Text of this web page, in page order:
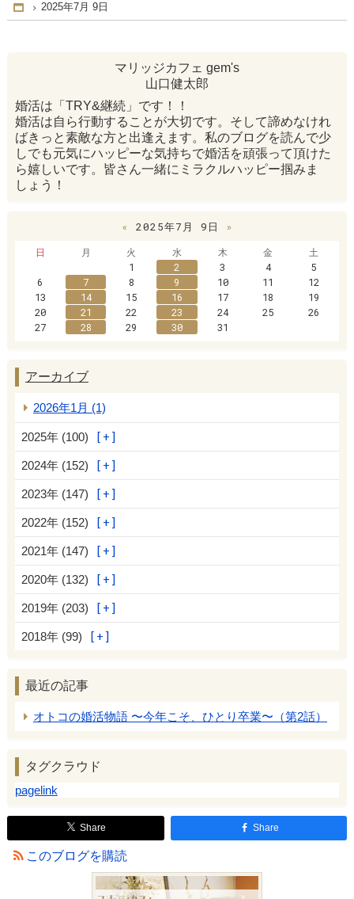
Home
2025年7月 9日
マリッジカフェ gem's
山口健太郎
婚活は「TRY&継続」です！！
婚活は自ら行動することが大切です。そして諦めなけれ
ばきっと素敵な方と出逢えます。私のブログを読んで少
しでも元気にハッピーな気持ちで婚活を頑張って頂けた
ら嬉しいです。皆さん一緒にミラクルハッピー掴みま
しょう！
« 2025年7月 9日
»
日
月 火 水 木 金
土
1
2 3 4
5
6
7 8 9 10 11
12
13
14 15 16 17 18
19
20
21 22 23 24 25
26
27
28 29 30 31
アーカイブ
2026年1月 (1)
2025年 (100)
2024年 (152)
2023年 (147)
2022年 (152)
2021年 (147)
2020年 (132)
2019年 (203)
2018年 (99)
最近の記事
オトコの婚活物語 〜今年こそ、ひとり卒業〜（第2話）
タグクラウド
pagelink
Share Share
このブログを購読